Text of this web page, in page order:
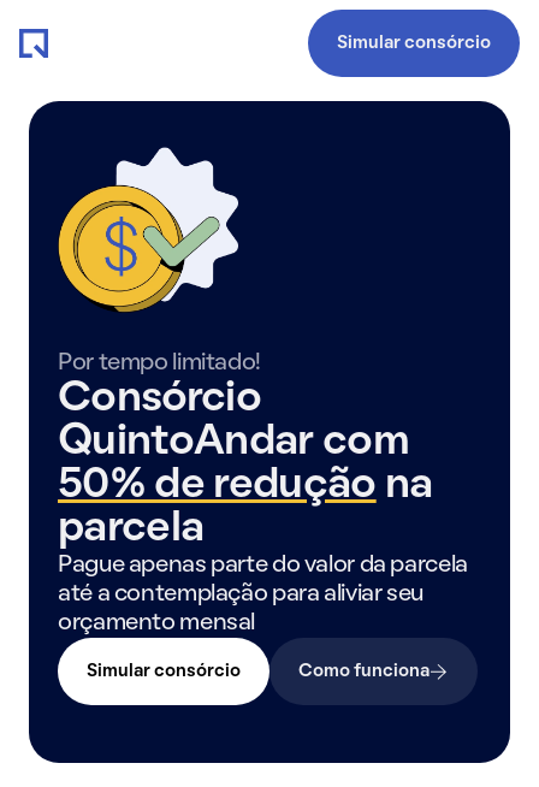
Simular consórcio
Por tempo limitado!
Consórcio
QuintoAndar com
50% de redução na
parcela
Pague apenas parte do valor da parcela
até a contemplação para aliviar seu
orçamento mensal
Simular consórcio Como funciona